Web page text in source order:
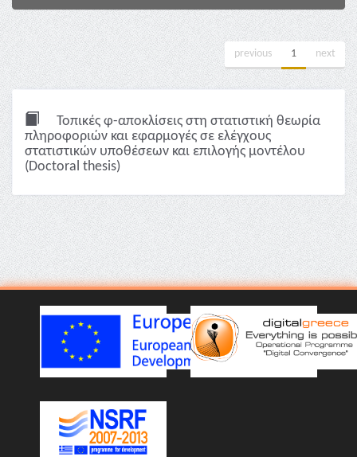
previous 1 next
Τοπικές φ-αποκλίσεις στη στατιστική θεωρία
πληροφοριών και εφαρμογές σε ελέγχους
στατιστικών υποθέσεων και επιλογής μοντέλου
(Doctoral thesis)